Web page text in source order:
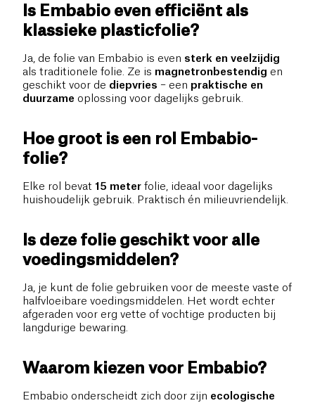
Is Embabio even efficiënt als
klassieke plasticfolie?
Ja, de folie van Embabio is even sterk en veelzijdig
als traditionele folie. Ze is magnetronbestendig en
geschikt voor de diepvries – een praktische en
duurzame oplossing voor dagelijks gebruik.
Hoe groot is een rol Embabio-
folie?
Elke rol bevat 15 meter folie, ideaal voor dagelijks
huishoudelijk gebruik. Praktisch én milieuvriendelijk.
Is deze folie geschikt voor alle
voedingsmiddelen?
Ja, je kunt de folie gebruiken voor de meeste vaste of
halfvloeibare voedingsmiddelen. Het wordt echter
afgeraden voor erg vette of vochtige producten bij
langdurige bewaring.
Waarom kiezen voor Embabio?
Embabio onderscheidt zich door zijn ecologische